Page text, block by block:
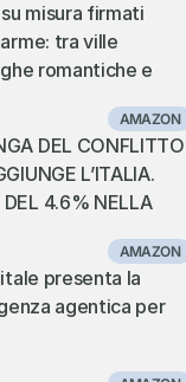
misura firmati
tra ville
romantiche e
AMAZON
DEL CONFLITTO
L’ITALIA.
DEL 4.6% NELLA
NEI PORTI ITALIANI.
IN
I PORTI GATEWAY
CENTRALE
AMAZON
presenta la
agentica per